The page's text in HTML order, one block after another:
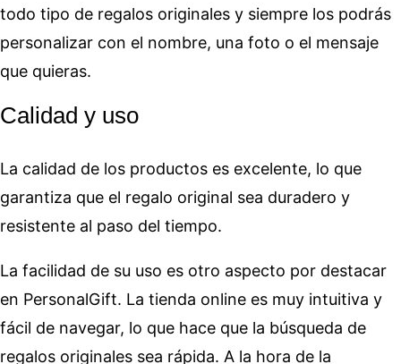
todo tipo de regalos originales y siempre los podrás
personalizar con el nombre, una foto o el mensaje
que quieras.
Calidad y uso
La calidad de los productos es excelente, lo que
garantiza que el regalo original sea duradero y
resistente al paso del tiempo.
La facilidad de su uso es otro aspecto por destacar
en PersonalGift. La tienda online es muy intuitiva y
fácil de navegar, lo que hace que la búsqueda de
regalos originales sea rápida. A la hora de la